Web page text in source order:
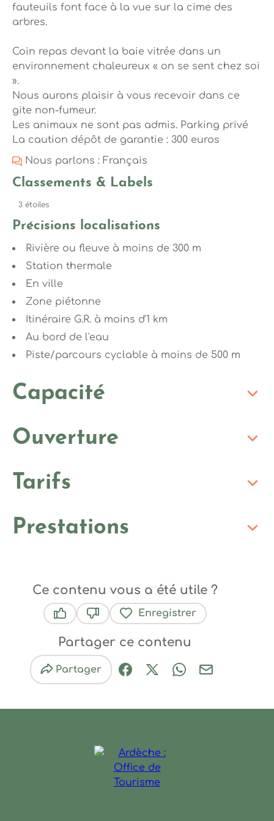
fauteuils font face à la vue sur la cime des
arbres.
Coin repas devant la baie vitrée dans un
environnement chaleureux « on se sent chez soi
».
Nous aurons plaisir à vous recevoir dans ce
gite non-fumeur.
Les animaux ne sont pas admis. Parking privé
La caution dépôt de garantie : 300 euros
Nous parlons : Français
Classements & Labels
3 étoiles
Précisions localisations
Rivière ou fleuve à moins de 300 m
Station thermale
En ville
Zone piétonne
Itinéraire G.R. à moins d'1 km
Au bord de l'eau
Piste/parcours cyclable à moins de 500 m
Capacité
Ouverture
Tarifs
Prestations
Ce contenu vous a été utile ?
Enregistrer
Partager ce contenu
Partager
Partager sur Facebook
Partager sur X / Twitter
Partager sur
Partager par